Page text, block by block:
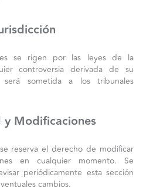
se rigen por las leyes de la
controversia derivada de su
será sometida a los tribunales
Modificaciones
reserva el derecho de modificar
en cualquier momento. Se
periódicamente esta sección
cambios.